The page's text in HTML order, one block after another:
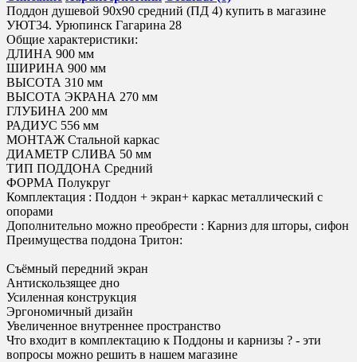
Поддон душевой 90х90 средний (ПД 4) купить в магазине
УЮТ34. Урюпинск Гагарина 28
Общие характеристики:
ДЛИНА 900 мм
ШИРИНА 900 мм
ВЫСОТА 310 мм
ВЫСОТА ЭКРАНА 270 мм
ГЛУБИНА 200 мм
РАДИУС 556 мм
МОНТАЖ Стальной каркас
ДИАМЕТР СЛИВА 50 мм
ТИП ПОДДОНА Средний
ФОРМА Полукруг
Комплектация : Поддон + экран+ каркас металлический с
опорами
Дополнительно можно преобрести : Карниз для шторы, сифон
Преимущества поддона Тритон:
Съёмный передний экран
Антискользящее дно
Усиленная конструкция
Эргономичный дизайн
Увеличенное внутреннее пространство
Что входит в комплектацию к Поддоны и карнизы ? - эти
вопросы можно решить в нашем магазине